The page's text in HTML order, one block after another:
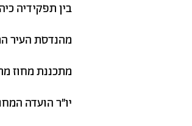
בין תפקידיה
מהנדסת העיר הרצליה
מתכננת מחוז מרכז
יו"ר הועדה